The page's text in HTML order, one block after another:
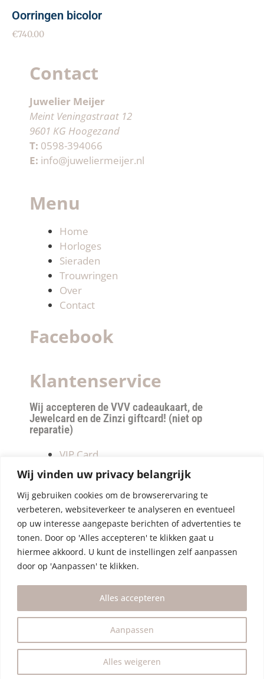
Wij vinden uw privacy belangrijk
Wij gebruiken cookies om de browserervaring te
verbeteren, websiteverkeer te analyseren en eventueel
op uw interesse aangepaste berichten of advertenties te
tonen. Door op 'Alles accepteren' te klikken gaat u
hiermee akkoord. U kunt de instellingen zelf aanpassen
door op 'Aanpassen' te klikken.
Aanpassen
Alles weigeren
Alles accepteren
Oorringen bicolor
€740.00
Contact
Juwelier Meijer
Meint Veningastraat 12
9601 KG Hoogezand
T: 0598-394066
E: info@juweliermeijer.nl
Menu
Home
Horloges
Sieraden
Trouwringen
Over
Contact
Facebook
Klantenservice
Wij accepteren de VVV cadeaukaart, de
Jewelcard en de Zinzi giftcard! (niet op
reparatie)
VIP Card
Retourneren
Betalen & verzendkosten
Privacy Policy
Algemene Voorwaarden